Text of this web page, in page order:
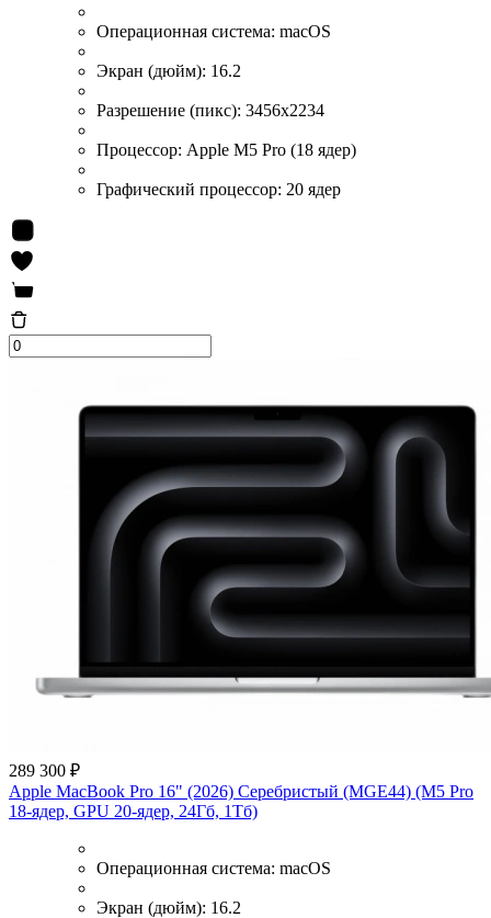
Операционная система: macOS
Экран (дюйм): 16.2
Разрешение (пикс): 3456х2234
Процессор: Apple M5 Pro (18 ядер)
Графический процессор: 20 ядер
289 300 ₽
Apple MacBook Pro 16" (2026) Серебристый (MGE44) (M5 Pro
18-ядер, GPU 20-ядер, 24Гб, 1Тб)
Операционная система: macOS
Экран (дюйм): 16.2